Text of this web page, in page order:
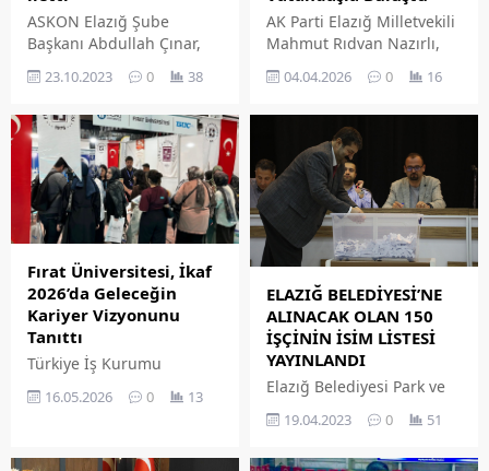
ASKON Elazığ Şube
Başkanı Abdullah Çınar,
14. Ekonomi
Değerlendirme Toplantısı
Ömer Bolat ile bir araya
gelerek işletmelerin sorun
ve taleplerini iletti.
23.10.2023 0 38
AK Parti Elazığ Milletvekili
Mahmut Rıdvan Nazırlı,
halk buluşmaları
programı kapsamında
mahalle sakinleri ile bir
araya geldi.
04.04.2026 0 16
Fırat Üniversitesi, İkaf
2026’da Geleceğin
Kariyer Vizyonunu
Tanıttı
Türkiye İş Kurumu
Cumhurbaşkanlığı
16.05.2026 0 13
ELAZIĞ BELEDİYESİ’NE
ALINACAK OLAN 150
İŞÇİNİN İSİM LİSTESİ
YAYINLANDI
Elazığ Belediyesi Park ve
Bahçeler Müdürlüğü
bünyesinde 5 ay 29 gün
19.04.2023 0 51